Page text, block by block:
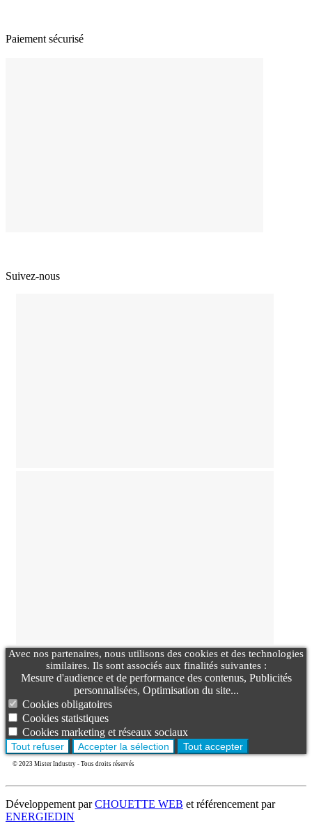
Paiement sécurisé
Suivez-nous
Avec nos partenaires, nous utilisons des cookies et des technologies
similaires. Ils sont associés aux finalités suivantes :
Mesure d'audience et de performance des contenus, Publicités
personnalisées, Optimisation du site...
Cookies obligatoires
Cookies statistiques
Cookies marketing et réseaux sociaux
Tout refuser Accepter la sélection Tout accepter
© 2023 Mister Industry - Tous droits réservés
Développement parCHOUETTE WEB et référencement par
ENERGIEDIN